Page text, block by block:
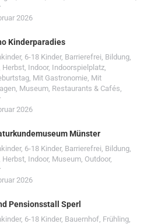
2026
Kinderparadies
, 6-18 Kinder, Barrierefrei, Bildung,
Herbst, Indoor, Indoorspielplatz,
, Mit Gastronomie, Mit
, Museum, Restaurants & Cafés,
2026
Münster
, 6-18 Kinder, Barrierefrei, Bildung,
Herbst, Indoor, Museum, Outdoor,
2026
Pensionsstall Sperl
, 6-18 Kinder, Bauernhof, Frühling,